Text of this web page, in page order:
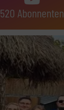
520 Abonnenten